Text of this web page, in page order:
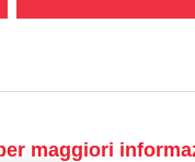
maggiori